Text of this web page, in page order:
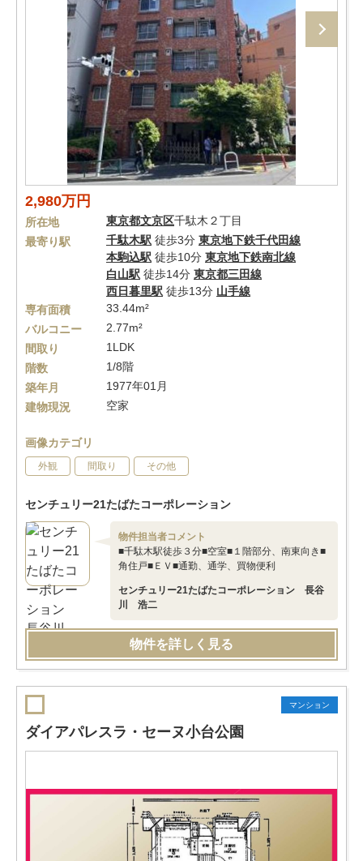
2,980万円
所在地 東京都文京区千駄木２丁目
最寄り駅
千駄木駅 徒歩3分 東京地下鉄千代田線
本駒込駅 徒歩10分 東京地下鉄南北線
白山駅 徒歩14分 東京都三田線
西日暮里駅 徒歩13分 山手線
専有面積
33.44m²
バルコニー
2.77m²
間取り
1LDK
階数
1/8階
築年月
1977年01月
建物現況
空家
画像カテゴリ
外観 間取り その他
センチュリー21たばたコーポレーション
物件担当者コメント
■千駄木駅徒歩３分■空室■１階部分、南東向き■
角住戸■ＥＶ■通勤、通学、買物便利
センチュリー21たばたコーポレーション 長谷
川 浩二
物件を詳しく見る
マンション
ダイアパレスラ・セーヌ小台公園